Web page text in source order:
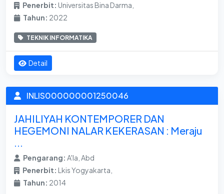
Penerbit: Universitas Bina Darma,
Tahun: 2022
TEKNIK INFORMATIKA
Detail
INLIS000000001250046
JAHILIYAH KONTEMPORER DAN
HEGEMONI NALAR KEKERASAN : Meraju
Pengarang: A'la, Abd
Penerbit: Lkis Yogyakarta,
Tahun: 2014